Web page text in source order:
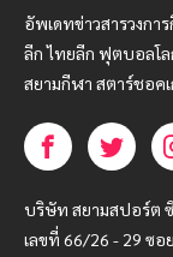
อัพเดทข่าวสารวงก
ลีก ไทยลีก ฟุตบอลโ
สยามกีฬา สตาร์ชอค
บริษัท สยามสปอร์ต
เลขที่ 66/26 - 29 ซอ